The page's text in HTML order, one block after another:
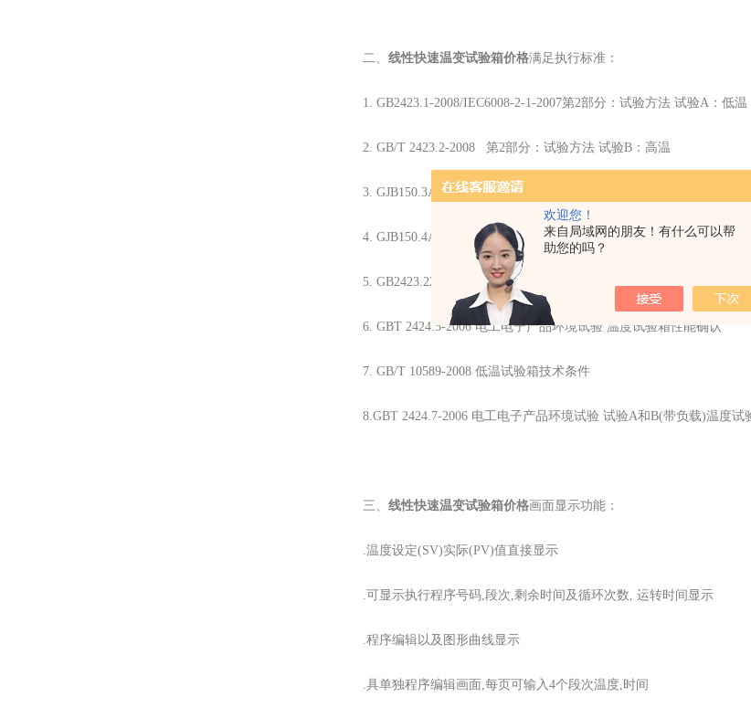
欢迎您！
来自局域网的朋友！有什么可以帮
助您的吗？
二、 线性快速温变试验箱价格满足执行标准：
1. GB2423.1-2008/IEC6008-2-1-2007第2部分：试验方法 试验A：低温
2. GB/T 2423.2-2008 第2部分：试验方法 试验B：高温
3. GJB150.3A－2009 高温试验方法
4. GJB150.4A－2009 低温试验方法
5. GB2423.22-2008电工电子产品环境试验 第2部分试验Nb：规定温
6. GBT 2424.5-2006 电工电子产品环境试验 温度试验箱性能确认
7. GB/T 10589-2008 低温试验箱技术条件
8.GBT 2424.7-2006 电工电子产品环境试验 试验A和B(带负载)温度试
三、 线性快速温变试验箱价格画面显示功能：
.温度设定(SV)实际(PV)值直接显示
.可显示执行程序号码,段次,剩余时间及循环次数, 运转时间显示
.程序编辑以及图形曲线显示
.具单独程序编辑画面,每页可输入4个段次温度,时间